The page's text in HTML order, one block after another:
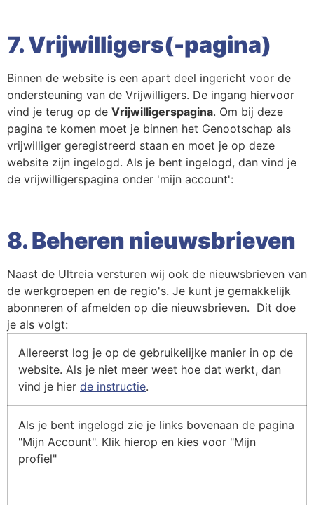
7. Vrijwilligers(-pagina)
Binnen de website is een apart deel ingericht voor de
ondersteuning van de Vrijwilligers. De ingang hiervoor
vind je terug op de Vrijwilligerspagina. Om bij deze
pagina te komen moet je binnen het Genootschap als
vrijwilliger geregistreerd staan en moet je op deze
website zijn ingelogd. Als je bent ingelogd, dan vind je
de vrijwilligerspagina onder 'mijn account':
8. Beheren nieuwsbrieven
Naast de Ultreia versturen wij ook de nieuwsbrieven van
de werkgroepen en de regio's. Je kunt je gemakkelijk
abonneren of afmelden op die nieuwsbrieven. Dit doe
je als volgt:
Allereerst log je op de gebruikelijke manier in op de
website. Als je niet meer weet hoe dat werkt, dan
vind je hier de instructie.
Als je bent ingelogd zie je links bovenaan de pagina
"Mijn Account". Klik hierop en kies voor "Mijn
profiel"